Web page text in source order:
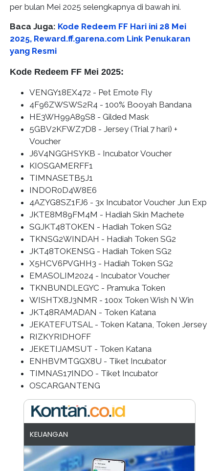
per bulan Mei 2025 selengkapnya di bawah ini.
Baca Juga: Kode Redeem FF Hari ini 28 Mei
2025, Reward.ff.garena.com Link Penukaran
yang Resmi
Kode Redeem FF Mei 2025:
VENGY18EX472 - Pet Emote Fly
4F96ZWSWS2R4 - 100% Booyah Bandana
HE3WH99A89S8 - Gilded Mask
5GBV2KFWZ7D8 - Jersey (Trial 7 hari) +
Voucher
J6V4NGGHSYKB - Incubator Voucher
KIOSGAMERFF1
TIMNASETB5J1
INDOR0D4W8E6
4AZYG8SZ1FJ6 - 3x Incubator Voucher Jun Exp
JKTE8M89FM4M - Hadiah Skin Machete
SGJKT48TOKEN - Hadiah Token SG2
TKNSG2WINDAH - Hadiah Token SG2
JKT48TOKENSG - Hadiah Token SG2
X5HCV6PVGHH3 - Hadiah Token SG2
EMASOLIM2024 - Incubator Voucher
TKNBUNDLEGYC - Pramuka Token
WISHTX8J3NMR - 100x Token Wish N Win
JKT48RAMADAN - Token Katana
JEKATEFUTSAL - Token Katana, Token Jersey
RIZKYRIDHOFF
JEKETIJAMSUT - Token Katana
ENHBVMTGGX8U - Tiket Incubator
TIMNAS17INDO - Tiket Incubator
OSCARGANTENG
KEUANGAN